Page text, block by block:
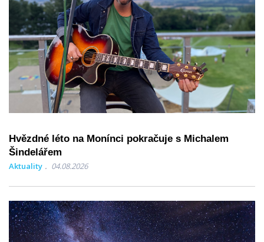
Hvězdné léto na Monínci pokračuje s Michalem
Šindelářem
Aktuality 04.08.2026